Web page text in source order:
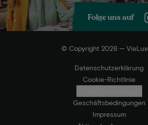
Folge uns auf
© Copyright 2026 —
Datenschutzerklärung
Cookie-Richtlinie
Geschäftsbedingungen
Impressum